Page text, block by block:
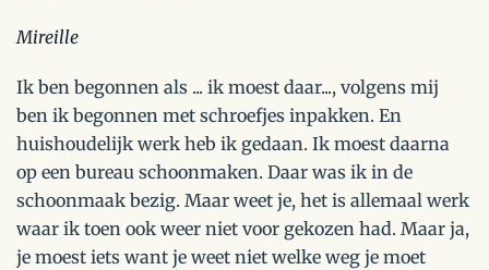
Mireille
Ik ben begonnen als ... ik moest daar..., volgens mij
ben ik begonnen met schroefjes inpakken. En
huishoudelijk werk heb ik gedaan. Ik moest daarna
op een bureau schoonmaken. Daar was ik in de
schoonmaak bezig. Maar weet je, het is allemaal werk
waar ik toen ook weer niet voor gekozen had. Maar ja,
je moest iets want je weet niet welke weg je moet